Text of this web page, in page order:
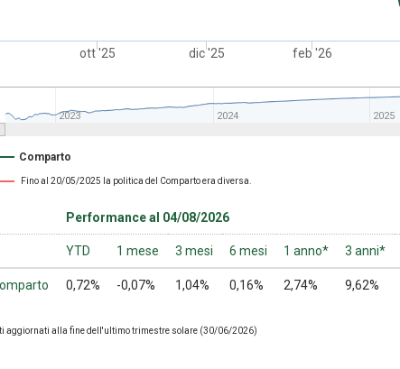
Comparto
ott '25 dic '25 feb '26
2023 2024 2025
Fino al 20/05/2025 la politica del Comparto era diversa.
Performance al 04/08/2026
YTD 1 mese 3 mesi 6 mesi 1 anno* 3 anni*
0,72% -0,07% 1,04% 0,16% 2,74% 9,62%
aggiornati alla fine dell'ultimo trimestre solare (30/06/2026)